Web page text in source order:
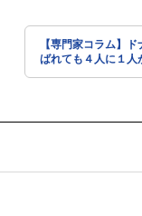
【専門家コラム】
ばれても４人に１人